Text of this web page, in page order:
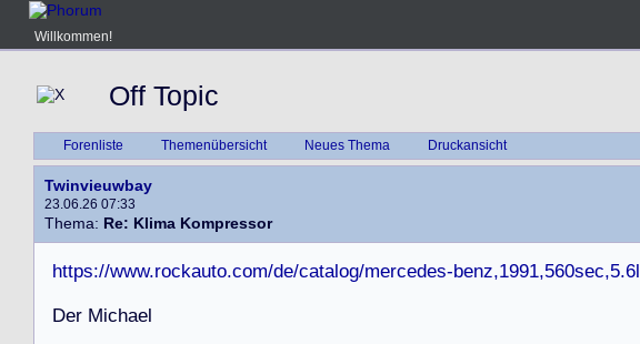
Willkommen!
Off Topic
Forenliste Themenübersicht Neues Thema Druckansicht
Twinvieuwbay
23.06.26 07:33
Thema: Re: Klima Kompressor
https://www.rockauto.com/de/catalog/mercedes-
Der Michael